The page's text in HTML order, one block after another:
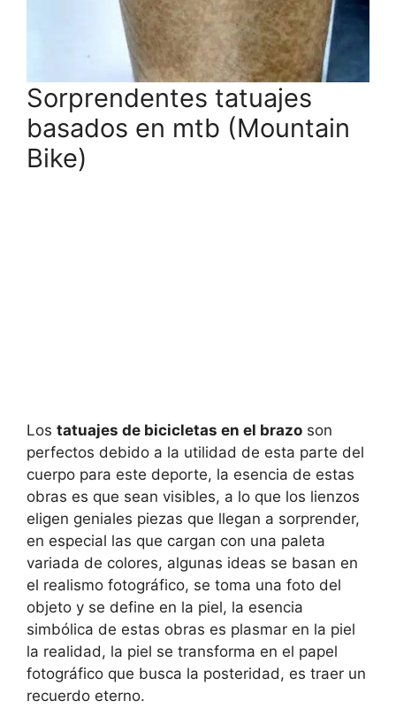
Sorprendentes tatuajes
basados en mtb (Mountain
Bike)
Los tatuajes de bicicletas en el brazo son
perfectos debido a la utilidad de esta parte del
cuerpo para este deporte, la esencia de estas
obras es que sean visibles, a lo que los lienzos
eligen geniales piezas que llegan a sorprender,
en especial las que cargan con una paleta
variada de colores, algunas ideas se basan en
el realismo fotográfico, se toma una foto del
objeto y se define en la piel, la esencia
simbólica de estas obras es plasmar en la piel
la realidad, la piel se transforma en el papel
fotográfico que busca la posteridad, es traer un
recuerdo eterno.